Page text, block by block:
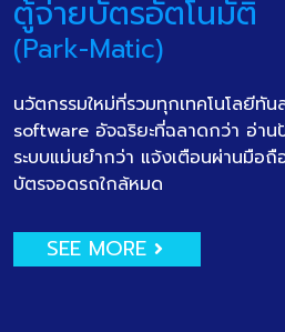
ตู้จ่ายบัตรอัตโนมัติ
(Park-Matic)
นวัตกรรมใหม่ที่รวมทุกเทคโนโลยีทั
software อัจฉริยะที่ฉลาดกว่า อ่าน
ระบบแม่นยำกว่า แจ้งเตือนผ่านมือ
บัตรจอดรถใกล้หมด
SEE MORE